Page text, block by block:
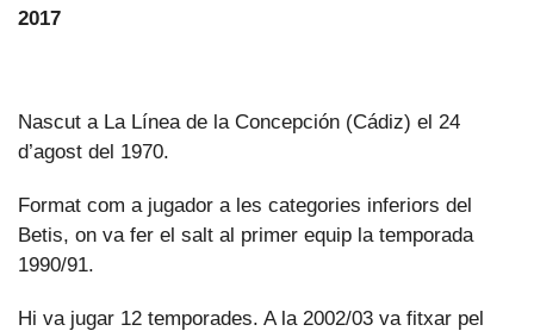
2017
Nascut a La Línea de la Concepción (Cádiz) el 24
d’agost del 1970.
Format com a jugador a les categories inferiors del
Betis, on va fer el salt al primer equip la temporada
1990/91.
Hi va jugar 12 temporades. A la 2002/03 va fitxar pel